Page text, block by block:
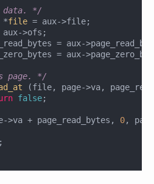
data. */
*file = aux->file;
>ofs;
= aux-
= aux-
page. */
(file, page->va,
false;
>va + page_read_bytes, 0,
;